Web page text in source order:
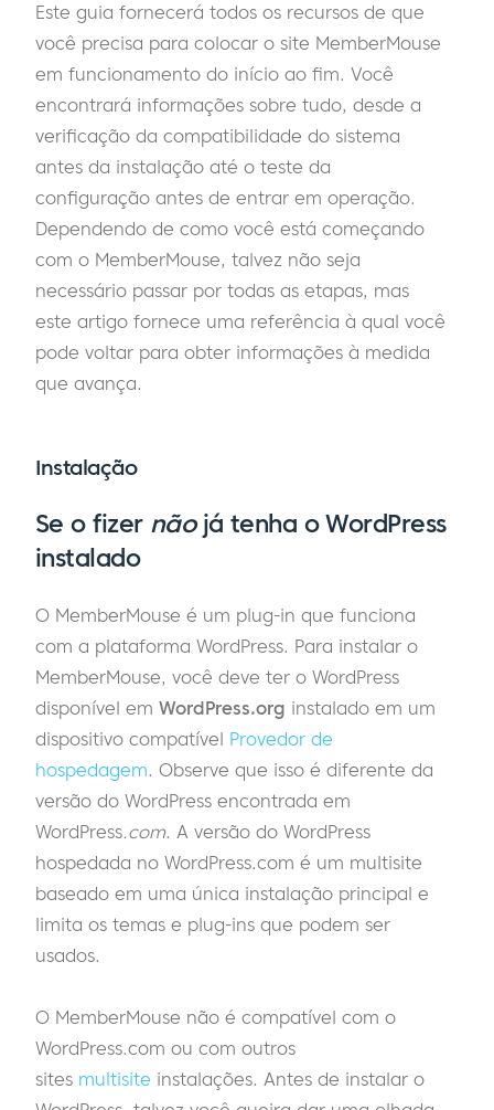
Este guia fornecerá todos os recursos de que
você precisa para colocar o site MemberMouse
em funcionamento do início ao fim. Você
encontrará informações sobre tudo, desde a
verificação da compatibilidade do sistema
antes da instalação até o teste da
configuração antes de entrar em operação.
Dependendo de como você está começando
com o MemberMouse, talvez não seja
necessário passar por todas as etapas, mas
este artigo fornece uma referência à qual você
pode voltar para obter informações à medida
que avança.
Instalação
Se o fizer nãojá tenha o WordPress
instalado
O MemberMouse é um plug-in que funciona
com a plataforma WordPress. Para instalar o
MemberMouse, você deve ter o WordPress
disponível em WordPress.org instalado em um
dispositivo compatível Provedor de
hospedagem. Observe que isso é diferente da
versão do WordPress encontrada em
WordPress.com. A versão do WordPress
hospedada no WordPress.com é um multisite
baseado em uma única instalação principal e
limita os temas e plug-ins que podem ser
usados.
O MemberMouse não é compatível com o
WordPress.com ou com outros
sites multisite instalações. Antes de instalar o